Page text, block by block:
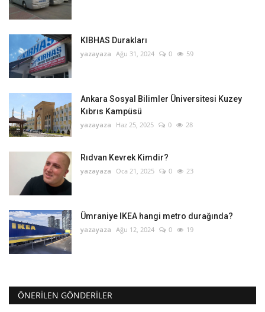
KIBHAS Durakları
yazayaza Ağu 31, 2024 0 59
Ankara Sosyal Bilimler Üniversitesi Kuzey
Kıbrıs Kampüsü
yazayaza Haz 25, 2025 0 28
Rıdvan Kevrek Kimdir?
yazayaza Oca 21, 2025 0 23
Ümraniye IKEA hangi metro durağında?
yazayaza Ağu 12, 2024 0 19
ÖNERILEN GÖNDERILER